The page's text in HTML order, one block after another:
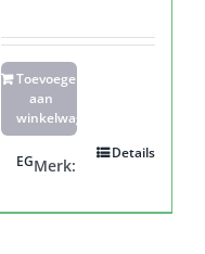
Toevoegen
aan
winkelwagen
Details
Merk:
EG